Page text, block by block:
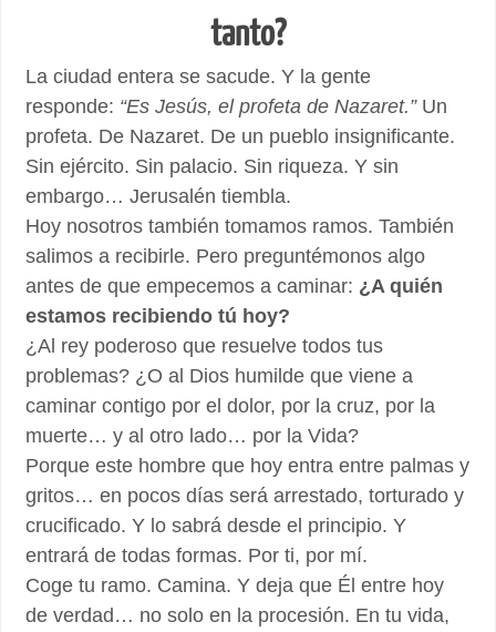
tanto?
La ciudad entera se sacude. Y la gente
responde: “Es Jesús, el profeta de Nazaret.”Un
profeta. De Nazaret. De un pueblo insignificante.
Sin ejército. Sin palacio. Sin riqueza. Y sin
embargo… Jerusalén tiembla.
Hoy nosotros también tomamos ramos. También
salimos a recibirle. Pero preguntémonos algo
antes de que empecemos a caminar: ¿A quién
estamos recibiendo tú hoy?
¿Al rey poderoso que resuelve todos tus
problemas? ¿O al Dios humilde que viene a
caminar contigo por el dolor, por la cruz, por la
muerte… y al otro lado… por la Vida?
Porque este hombre que hoy entra entre palmas y
gritos… en pocos días será arrestado, torturado y
crucificado. Y lo sabrá desde el principio. Y
entrará de todas formas. Por ti, por mí.
Coge tu ramo. Camina. Y deja que Él entre hoy
de verdad… no solo en la procesión. En tu vida,